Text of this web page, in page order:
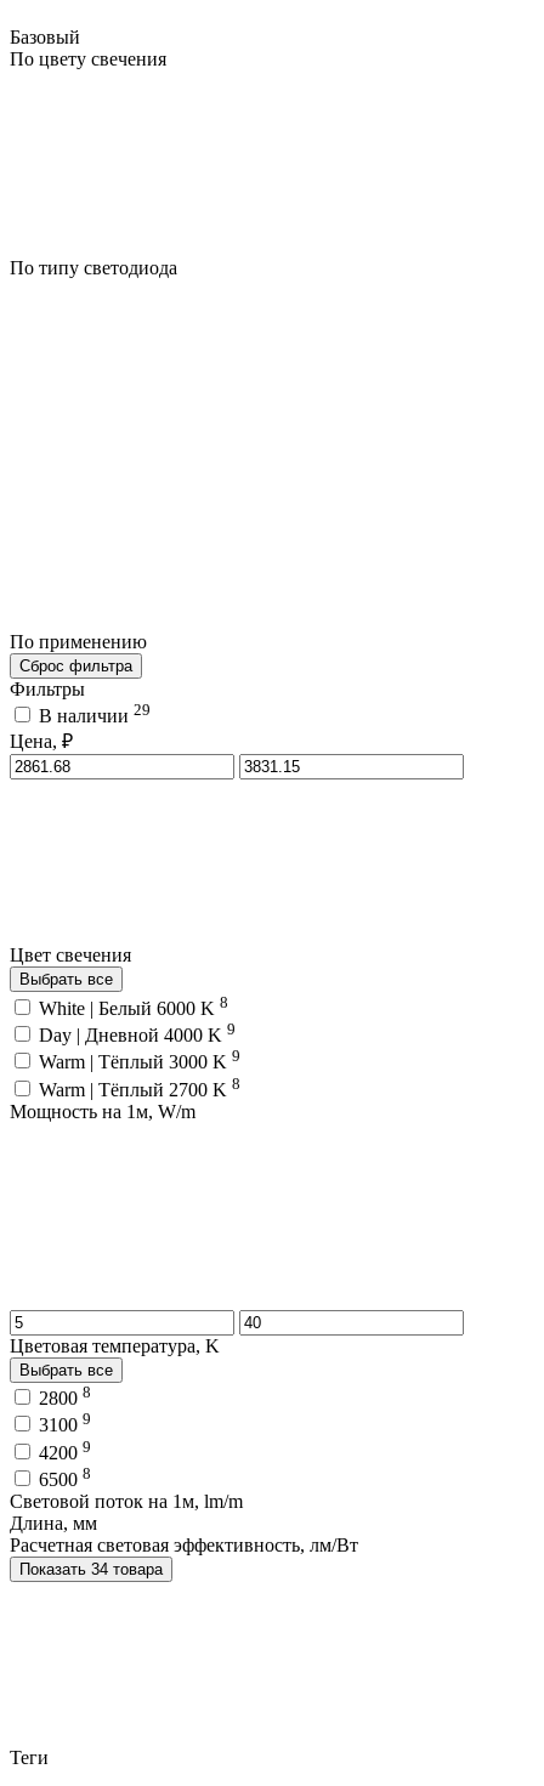
Базовый
По цвету свечения
По типу светодиода
По применению
Сброс фильтра
Фильтры
В наличии 29
Цена, ₽
Цвет свечения
Выбрать все
White | Белый 6000 K 8
Day | Дневной 4000 K 9
Warm | Тёплый 3000 K 9
Warm | Тёплый 2700 K 8
Мощность на 1м, W/m
Цветовая температура, K
Выбрать все
2800 8
3100 9
4200 9
6500 8
Световой поток на 1м, lm/m
Длина, мм
Расчетная световая эффективность, лм/Вт
Показать 34 товара
Теги